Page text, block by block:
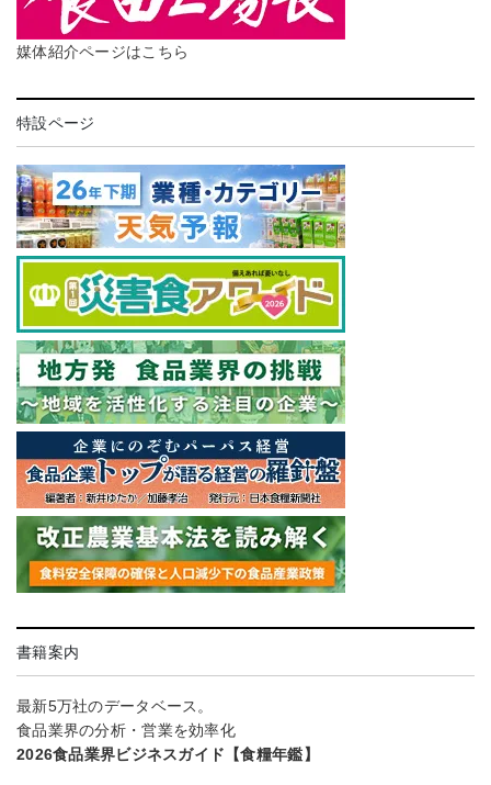
媒体紹介ページはこちら
特設ページ
書籍案内
最新5万社のデータベース。
食品業界の分析・営業を効率化
2026食品業界ビジネスガイド【食糧年鑑】